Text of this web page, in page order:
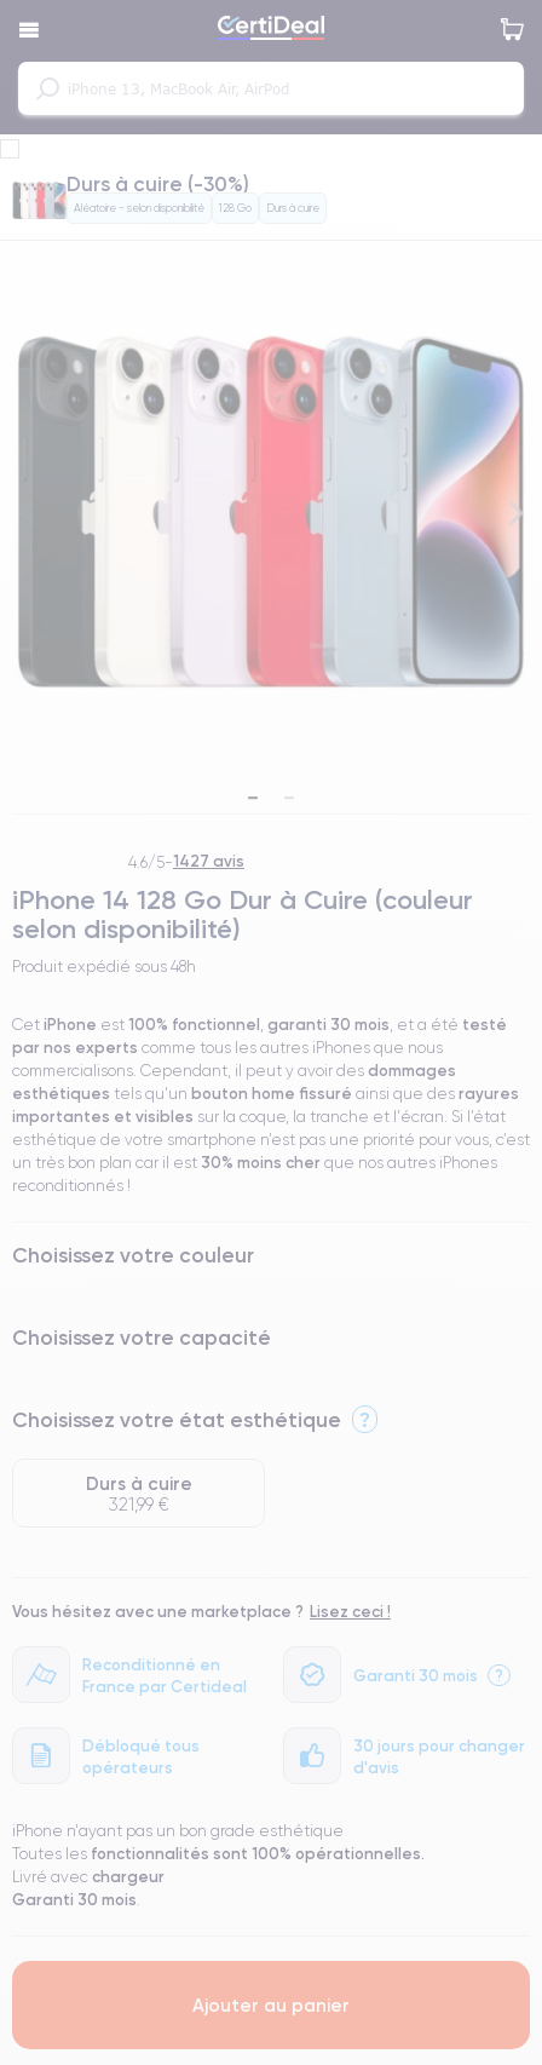
Durs à cuire (-30%)
Aléatoire - selon disponibilité 128 Go Durs à cuire
4.6/5-1427 avis
iPhone 14 128 Go Dur à Cuire (couleur
selon disponibilité)
Produit expédié sous 48h
Cet iPhone est 100% fonctionnel, garanti 30 mois, et a été testé
par nos experts comme tous les autres iPhones que nous
commercialisons. Cependant, il peut y avoir des dommages
esthétiques tels qu'un bouton home fissuré ainsi que des rayures
importantes et visibles sur la coque, la tranche et l'écran. Si l’état
esthétique de votre smartphone n’est pas une priorité pour vous, c’est
un très bon plan car il est 30% moins cher que nos autres iPhones
reconditionnés !
Reconditionné en
France par Certideal
Garanti 30 mois ?
Débloqué tous
opérateurs
30 jours pour changer
d'avis
Choisissez votre couleur
Choisissez votre capacité
Choisissez votre état esthétique ?
Durs à cuire
321,99 €
Vous hésitez avec une marketplace ? Lisez ceci !
iPhone n'ayant pas un bon grade esthétique
Toutes les fonctionnalités sont 100% opérationnelles.
Livré avec chargeur
Garanti 30 mois.
Ajouter au panier